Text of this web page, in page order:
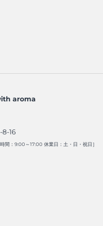
aroma
8-16
時間：9:00～17:00 休業日：土・日・祝日］